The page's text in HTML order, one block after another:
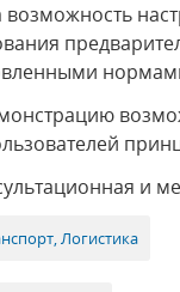
и
Логистика